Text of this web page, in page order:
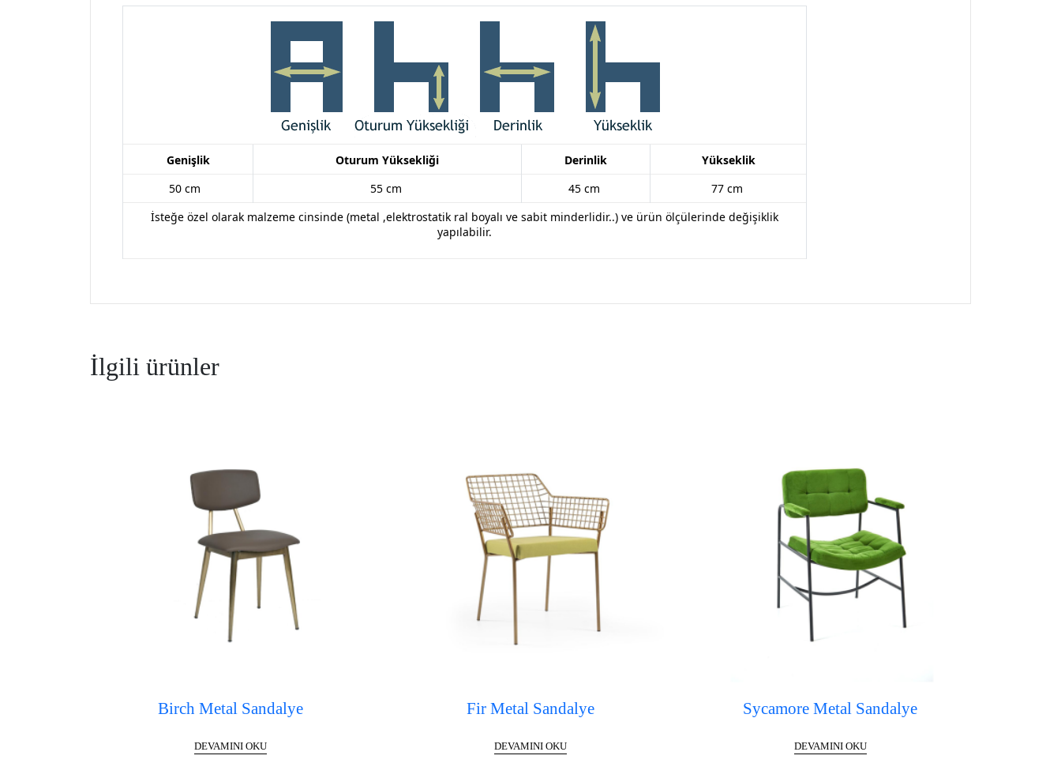
Genişlik Oturum Yüksekliği Derinlik
Yükseklik
50 cm
55 cm 45 cm
77 cm
İsteğe özel olarak malzeme cinsinde (metal ,elektrostatik ral boyalı ve sabit minderlidir..) ve ürün ölçülerinde değişiklik
yapılabilir.
İlgili ürünler
Birch Metal Sandalye
DEVAMINI OKU
Fir Metal Sandalye
DEVAMINI OKU
Sycamore Metal Sandalye
DEVAMINI OKU